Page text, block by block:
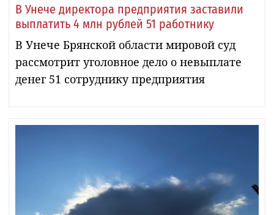
В Унече директора предприятия заставили
выплатить 4 млн рублей 51 работнику
В Унече Брянской области мировой суд
рассмотрит уголовное дело о невыплате
денег 51 сотруднику предприятия